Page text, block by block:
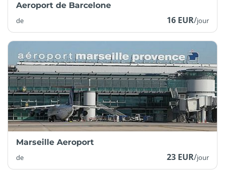
Aeroport de Barcelone
de 16 EUR/jour
Marseille Aeroport
de 23 EUR/jour